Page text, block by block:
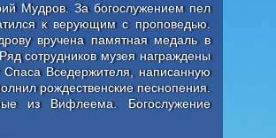
Мудров. За богослужением пел
к верующим с проповедью.
вручена памятная медаль в
сотрудников музея награждены
Вседержителя, написанную
рождественские песнопения.
из Вифлеема. Богослужение